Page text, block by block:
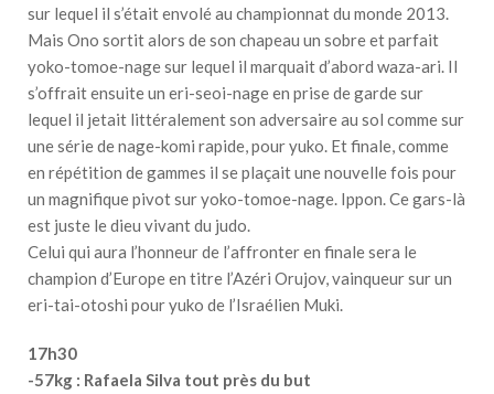
sur lequel il s’était envolé au championnat du monde 2013.
Mais Ono sortit alors de son chapeau un sobre et parfait
yoko-tomoe-nage sur lequel il marquait d’abord waza-ari. Il
s’offrait ensuite un eri-seoi-nage en prise de garde sur
lequel il jetait littéralement son adversaire au sol comme sur
une série de nage-komi rapide, pour yuko. Et finale, comme
en répétition de gammes il se plaçait une nouvelle fois pour
un magnifique pivot sur yoko-tomoe-nage. Ippon. Ce gars-là
est juste le dieu vivant du judo.
Celui qui aura l’honneur de l’affronter en finale sera le
champion d’Europe en titre l’Azéri Orujov, vainqueur sur un
eri-tai-otoshi pour yuko de l’Israélien Muki.
17h30
-57kg : Rafaela Silva tout près du but